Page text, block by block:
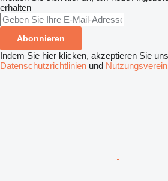
erhalten
Abonnieren
Indem Sie hier klicken, akzeptieren Sie
Datenschutzrichtlinien und